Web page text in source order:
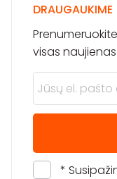
DRAUGAUKIME
visas
*